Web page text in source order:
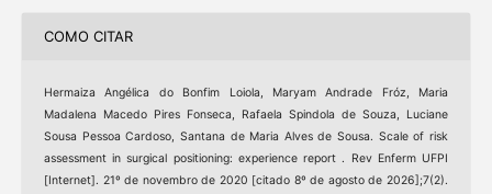
COMO CITAR
Hermaiza Angélica do Bonfim Loiola, Maryam Andrade Fróz, Maria
Madalena Macedo Pires Fonseca, Rafaela Spindola de Souza, Luciane
Sousa Pessoa Cardoso, Santana de Maria Alves de Sousa. Scale of risk
assessment in surgical positioning: experience report . Rev Enferm UFPI
[Internet]. 21º de novembro de 2020 [citado 8º de agosto de 2026];7(2).